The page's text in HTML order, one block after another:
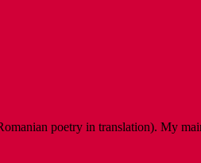
poetry in translation). My